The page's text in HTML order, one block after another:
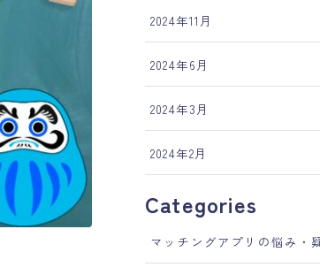
2024年11月
2024年6月
2024年3月
2024年2月
Categories
マッチングアプリの悩み・